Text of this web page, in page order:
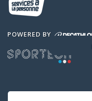
POWERED BY